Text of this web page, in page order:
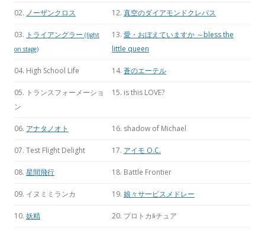
02. ノーザンクロス 12. 真空のダイアモンドクレバス
03. トライアングラー (fight
on stage)
13. 愛・おぼえていますか ～bless the
little queen
04. High School Life 14. 蒼のエーテル
05. トランスフォーメーショ
ン
15. is this LOVE?
06. アナタノオト 16. shadow of Michael
07. Test Flight Delight 17. アイモ O.C.
08. 星間飛行 18. Battle Frontier
09. イヌミミランカ 19. 娘々サービスメドレー
10. 妖精 20. プロトカﾙチュア